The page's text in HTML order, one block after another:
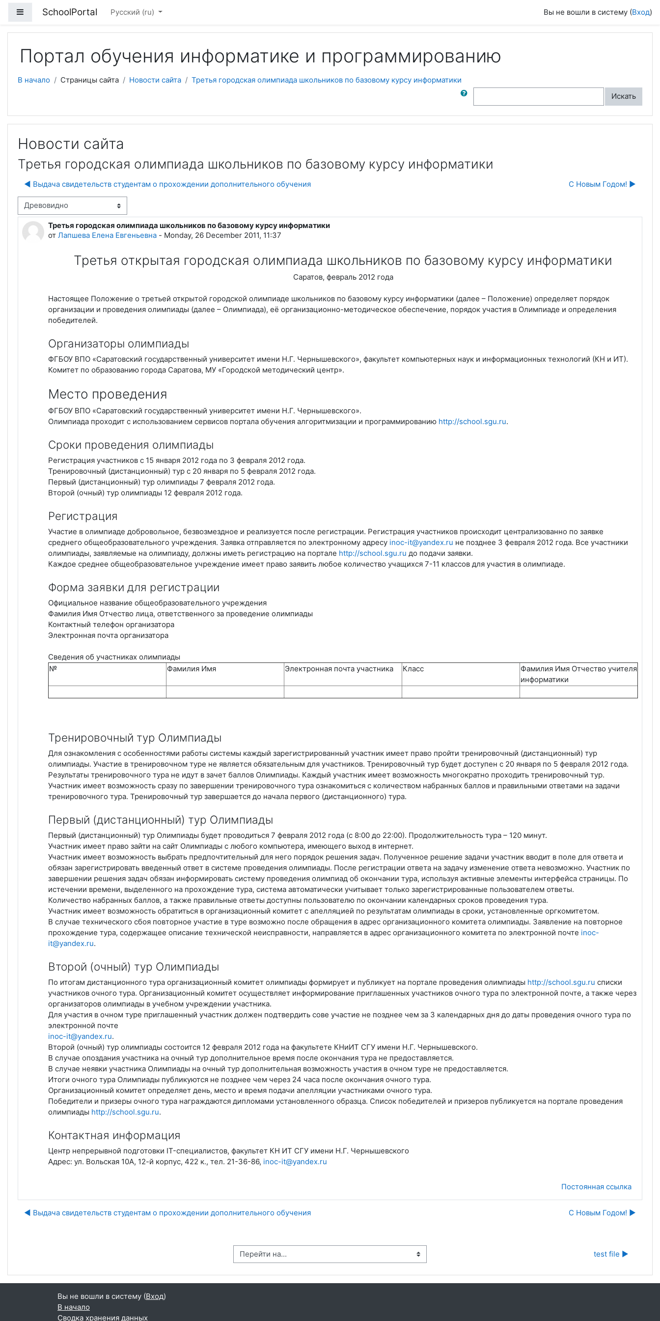
Боковая панель
SchoolPortal Русский ‎(ru)‎ Вы не вошли в систему (Вход)
Портал обучения информатике и программированию
В начало Страницы сайта Новости сайта Третья городская олимпиада школьников по базовому курсу информатики
Поиск по форумам
Искать
Новости сайта
Третья городская олимпиада школьников по базовому курсу информатики
◀︎ Выдача свидетельств студентам о прохождении дополнительного обучения С Новым Годом! ▶︎
отображения
Третья городская олимпиада школьников по базовому курсу информатики
от Лапшева Елена Евгеньевна - Monday, 26 December 2011, 11:37
Количество ответов: 0
Третья открытая городская олимпиада школьников по базовому курсу информатики
Саратов, февраль 2012 года
Настоящее Положение о третьей открытой городской олимпиаде школьников по базовому курсу информатики (далее – Положение) определяет порядок
организации и проведения олимпиады (далее – Олимпиада), её организационно-методическое обеспечение, порядок участия в Олимпиаде и определения
победителей.
Организаторы олимпиады
ФГБОУ ВПО «Саратовский государственный университет имени Н.Г. Чернышевского», факультет компьютерных наук и информационных технологий (КН и ИТ).
Комитет по образованию города Саратова, МУ «Городской методический центр».
Место проведения
ФГБОУ ВПО «Саратовский государственный университет имени Н.Г. Чернышевского».
Олимпиада проходит с использованием сервисов портала обучения алгоритмизации и программированию http://school.sgu.ru.
Сроки проведения олимпиады
Регистрация участников с 15 января 2012 года по 3 февраля 2012 года.
Тренировочный (дистанционный) тур с 20 января по 5 февраля 2012 года.
Первый (дистанционный) тур олимпиады 7 февраля 2012 года.
Второй (очный) тур олимпиады 12 февраля 2012 года.
Регистрация
Участие в олимпиаде добровольное, безвозмездное и реализуется после регистрации. Регистрация участников происходит централизованно по заявке
среднего общеобразовательного учреждения. Заявка отправляется по электронному адресу inoc-it@yandex.ru не позднее 3 февраля 2012 года. Все участники
олимпиады, заявляемые на олимпиаду, должны иметь регистрацию на портале http://school.sgu.ru до подачи заявки.
Каждое среднее общеобразовательное учреждение имеет право заявить любое количество учащихся 7-11 классов для участия в олимпиаде.
Форма заявки для регистрации
Официальное название общеобразовательного учреждения
Фамилия Имя Отчество лица, ответственного за проведение олимпиады
Контактный телефон организатора
Электронная почта организатора
Сведения об участниках олимпиады
№
Фамилия Имя Электронная почта участника Класс
Фамилия Имя Отчество учителя
информатики
Тренировочный тур Олимпиады
Для ознакомления с особенностями работы системы каждый зарегистрированный участник имеет право пройти тренировочный (дистанционный) тур
олимпиады. Участие в тренировочном туре не является обязательным для участников. Тренировочный тур будет доступен с 20 января по 5 февраля 2012 года.
Результаты тренировочного тура не идут в зачет баллов Олимпиады. Каждый участник имеет возможность многократно проходить тренировочный тур.
Участник имеет возможность сразу по завершении тренировочного тура ознакомиться с количеством набранных баллов и правильными ответами на задачи
тренировочного тура. Тренировочный тур завершается до начала первого (дистанционного) тура.
Первый (дистанционный) тур Олимпиады
Первый (дистанционный) тур Олимпиады будет проводиться 7 февраля 2012 года (с 8:00 до 22:00). Продолжительность тура – 120 минут.
Участник имеет право зайти на сайт Олимпиады с любого компьютера, имеющего выход в интернет.
Участник имеет возможность выбрать предпочтительный для него порядок решения задач. Полученное решение задачи участник вводит в поле для ответа и
обязан зарегистрировать введенный ответ в системе проведения олимпиады. После регистрации ответа на задачу изменение ответа невозможно. Участник по
завершении решения задач обязан информировать систему проведения олимпиад об окончании тура, используя активные элементы интерфейса страницы. По
истечении времени, выделенного на прохождение тура, система автоматически учитывает только зарегистрированные пользователем ответы.
Количество набранных баллов, а также правильные ответы доступны пользователю по окончании календарных сроков проведения тура.
Участник имеет возможность обратиться в организационный комитет с апелляцией по результатам олимпиады в сроки, установленные оргкомитетом.
В случае технического сбоя повторное участие в туре возможно после обращения в адрес организационного комитета олимпиады. Заявление на повторное
прохождение тура, содержащее описание технической неисправности, направляется в адрес организационного комитета по электронной почте inoc-
it@yandex.ru.
Второй (очный) тур Олимпиады
По итогам дистанционного тура организационный комитет олимпиады формирует и публикует на портале проведения олимпиады http://school.sgu.ru списки
участников очного тура. Организационный комитет осуществляет информирование приглашенных участников очного тура по электронной почте, а также через
организаторов олимпиады в учебном учреждении участника.
Для участия в очном туре приглашенный участник должен подтвердить сове участие не позднее чем за 3 календарных дня до даты проведения очного тура по
электронной почте
inoc-it@yandex.ru.
Второй (очный) тур олимпиады состоится 12 февраля 2012 года на факультете КНиИТ СГУ имени Н.Г. Чернышевского.
В случае опоздания участника на очный тур дополнительное время после окончания тура не предоставляется.
В случае неявки участника Олимпиады на очный тур дополнительная возможность участия в очном туре не предоставляется.
Итоги очного тура Олимпиады публикуются не позднее чем через 24 часа после окончания очного тура.
Организационный комитет определяет день, место и время подачи апелляции участниками очного тура.
Победители и призеры очного тура награждаются дипломами установленного образца. Список победителей и призеров публикуется на портале проведения
олимпиады http://school.sgu.ru.
Контактная информация
Центр непрерывной подготовки IT-специалистов, факультет КН ИТ СГУ имени Н.Г. Чернышевского
Адрес: ул. Вольская 10А, 12-й корпус, 422 к., тел. 21-36-86, inoc-it@yandex.ru
Постоянная ссылка
◀︎ Выдача свидетельств студентам о прохождении дополнительного обучения С Новым Годом! ▶︎
Перейти на... test file ▶︎
Вы не вошли в систему (Вход)
В начало
Сводка хранения данных